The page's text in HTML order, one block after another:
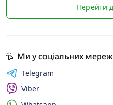
Перейти
Ми у соціальних
Telegram
Viber